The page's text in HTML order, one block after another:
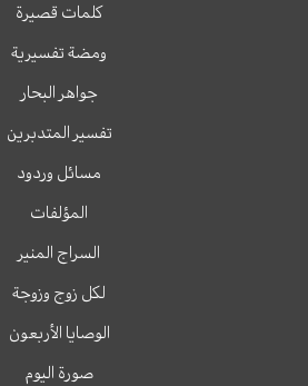
كلمات قصيرة
ومضة تفسيرية
جواهر البحار
تفسير المتدبرين
مسائل وردود
المؤلفات
السراج المنير
لكل زوج وزوجة
الوصايا الأربعون
صورة اليوم